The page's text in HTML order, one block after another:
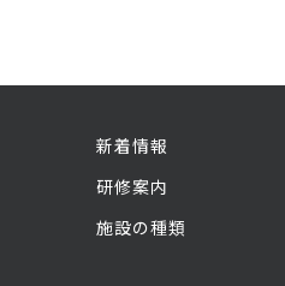
新着情報
研修案内
施設の種類